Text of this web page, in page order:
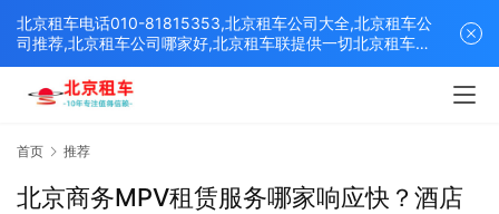
首页 推荐
北京商务MPV租赁服务哪家响应快？酒店
北京租车电话010-81815353,北京租车公司大全,北京租车公
司推荐,北京租车公司哪家好,北京租车联提供一切北京租车解
决方案,打造北京优质的租车平台！